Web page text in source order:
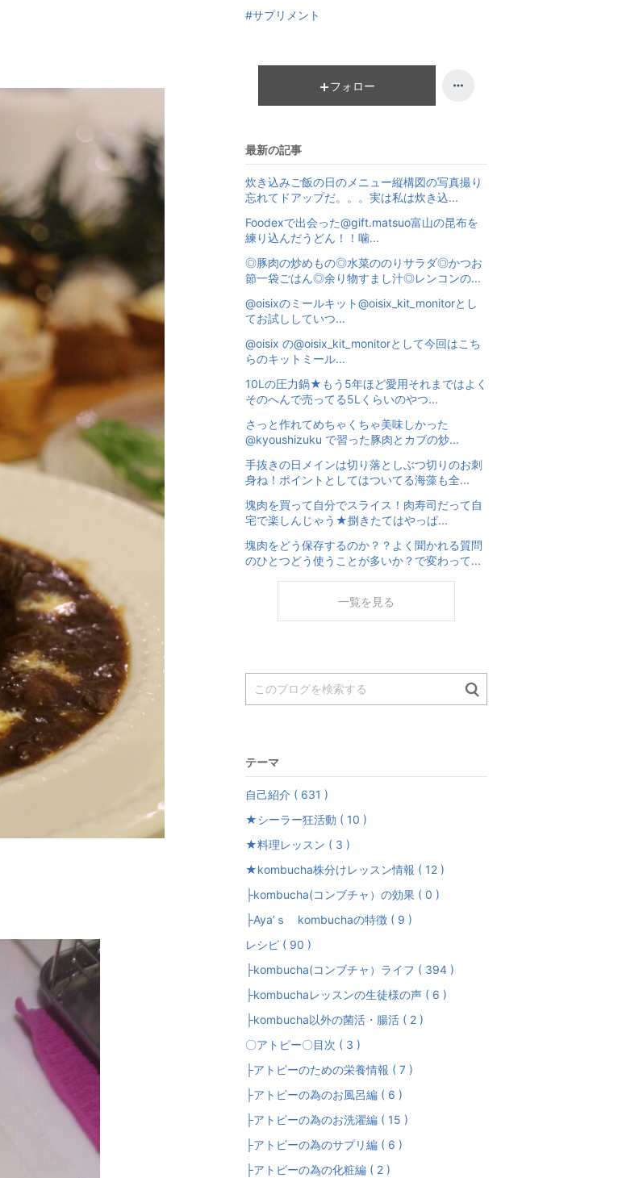
#サプリメント
フォロー
最新の記事
炊き込みご飯の日のメニュー縦構図の写真撮り
忘れてドアップだ。。。実は私は炊き込...
Foodexで出会った@gift.matsuo富山の昆布を
練り込んだうどん！！噛...
◎豚肉の炒めもの◎水菜ののりサラダ◎かつお
節一袋ごはん◎余り物すまし汁◎レンコンの...
@oisixのミールキット@oisix_kit_monitorとし
てお試ししていつ...
@oisix の@oisix_kit_monitorとして今回はこち
らのキットミール...
10Lの圧力鍋★もう5年ほど愛用それまではよく
そのへんで売ってる5Lくらいのやつ...
さっと作れてめちゃくちゃ美味しかった
@kyoushizuku で習った豚肉とカブの炒...
手抜きの日メインは切り落としぶつ切りのお刺
身ね！ポイントとしてはついてる海藻も全...
塊肉を買って自分でスライス！肉寿司だって自
宅で楽しんじゃう★捌きたてはやっぱ...
塊肉をどう保存するのか？？よく聞かれる質問
のひとつどう使うことが多いか？で変わって...
一覧を見る
テーマ
自己紹介 ( 631 )
★シーラー狂活動 ( 10 )
★料理レッスン ( 3 )
★kombucha株分けレッスン情報 ( 12 )
├kombucha(コンブチャ）の効果 ( 0 )
├Aya’ｓ kombuchaの特徴 ( 9 )
レシピ ( 90 )
├kombucha(コンブチャ）ライフ ( 394 )
├kombuchaレッスンの生徒様の声 ( 6 )
├kombucha以外の菌活・腸活 ( 2 )
〇アトピー〇目次 ( 3 )
├アトピーのための栄養情報 ( 7 )
├アトピーの為のお風呂編 ( 6 )
├アトピーの為のお洗濯編 ( 15 )
├アトピーの為のサプリ編 ( 6 )
├アトピーの為の化粧編 ( 2 )